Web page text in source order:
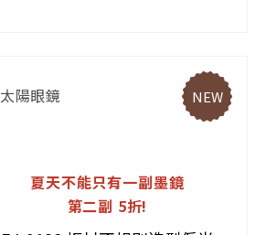
太陽眼鏡 NEW
夏天不能只有一副墨鏡
第二副 5折!